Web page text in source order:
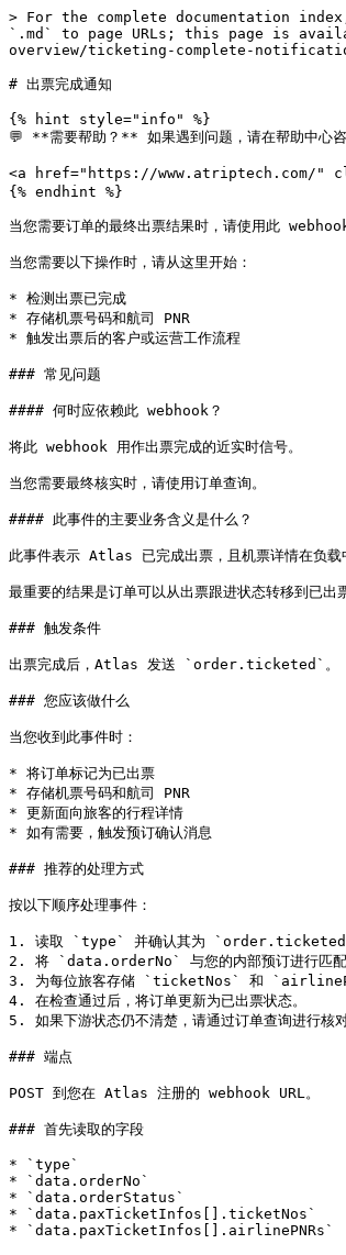
> For the complete documentation
`.md` to page URLs; this page is
overview/ticketing-complete-
# 出票完成通知
{% hint style="info" %}
💬 **需要帮助？** 如果遇到问题，请在帮助中心咨
<a href="https://www.atriptech.com/"
{% endhint %}
当您需要订单的最终出票结果时，请使用此 webhook
当您需要以下操作时，请从这里开始：
* 检测出票已完成
* 存储机票号码和航司 PNR
* 触发出票后的客户或运营工作流程
### 常见问题
#### 何时应依赖此 webhook？
将此 webhook 用作出票完成的近实时信号。
当您需要最终核实时，请使用订单查询。
#### 此事件的主要业务含义是什么？
此事件表示 Atlas 已完成出票，且机票详情在负载
最重要的结果是订单可以从出票跟进状态转移到已出
### 触发条件
出票完成后，Atlas 发送 `order.ticketed`。
### 您应该做什么
当您收到此事件时：
* 将订单标记为已出票
* 存储机票号码和航司 PNR
* 更新面向旅客的行程详情
* 如有需要，触发预订确认消息
### 推荐的处理方式
按以下顺序处理事件：
1. 读取 `type` 并确认其为 `order.ticketed`
2. 将 `data.orderNo` 与您的内部预订进行匹配
3. 为每位旅客存储 `ticketNos` 和
4. 在检查通过后，将订单更新为已出票状态。
5. 如果下游状态仍不清楚，请通过订单查询进行核对
### 端点
POST 到您在 Atlas 注册的 webhook URL。
### 首先读取的字段
* `type`
* `data.orderNo`
* `data.orderStatus`
* `data.paxTicketInfos[].ticketNos`
* `data.paxTicketInfos[].airlinePNRs`